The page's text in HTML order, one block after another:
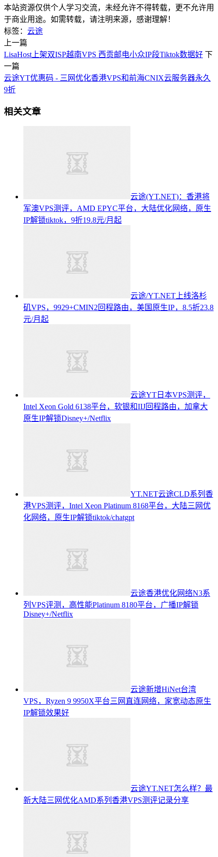
本站资源仅供个人学习交流，未经允许不得转载，更不允许用
于商业用途。如需转载，请注明来源，感谢理解！
标签： 云途
上一篇
LisaHost上架双ISP越南VPS 西贡邮电小众IP段Tiktok数据好 下
一篇
云途YT优惠码 - 三网优化香港VPS和前海CNIX云服务器永久
9折
相关文章
云途(YT.NET)：香港将
军澳VPS测评，AMD EPYC平台，大陆优化网络，原生
IP解锁tiktok，9折19.8元/月起
云途/YT.NET上线洛杉
矶VPS，9929+CMIN2回程路由，美国原生IP，8.5折23.8
元/月起
云途YT日本VPS测评，
Intel Xeon Gold 6138平台，软银和IIJ回程路由，加拿大
原生IP解锁Disney+/Netflix
YT.NET云途CLD系列香
港VPS测评，Intel Xeon Platinum 8168平台，大陆三网优
化网络，原生IP解锁tiktok/chatgpt
云途香港优化网络N3系
列VPS评测，高性能Platinum 8180平台，广播IP解锁
Disney+/Netflix
云途新增HiNet台湾
VPS，Ryzen 9 9950X平台三网直连网络，家宽动态原生
IP解锁效果好
云途YT.NET怎么样？最
新大陆三网优化AMD系列香港VPS测评记录分享